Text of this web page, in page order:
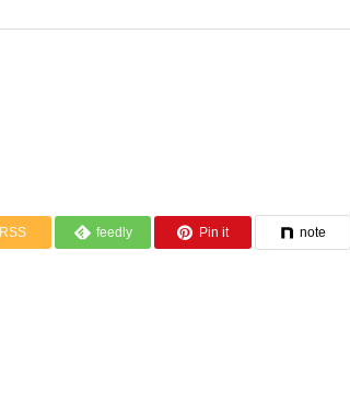
RSS feedly Pin it note